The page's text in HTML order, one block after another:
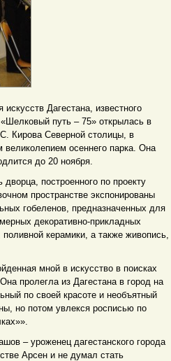
Дагестана, известного
путь – 75» открылась в
Кирова Северной столицы, в
великолепием осеннего парка. Она
до 20 ноября.
построенного по проекту
пространстве экспонированы
гобеленов, предназначенных для
декоративно-прикладных
керамики, а также живопись,
мной в искусство в поисках
пролегла из Дагестана в город на
по своей красоте и необъятный
но потом увлекся росписью по
– уроженец дагестанского города
Арсен и не думал стать